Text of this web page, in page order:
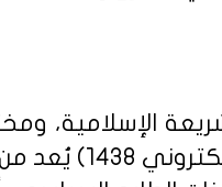
الإسلامية،
1438
) يُعد